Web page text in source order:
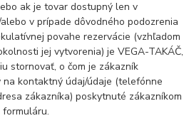
ak je tovar dostupný len v
v prípade dôvodného podozrenia
povahe rezervácie (vzhľadom
jej vytvorenia) je VEGA-TAKÁČ,
stornovať, o čom je zákazník
kontaktný údaj/údaje (telefónne
zákazníka) poskytnuté zákazníkom